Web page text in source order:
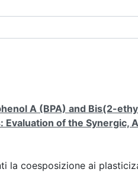
A (BPA) and Bis(2-
Evaluation of the Synergic,
la coesposizione ai